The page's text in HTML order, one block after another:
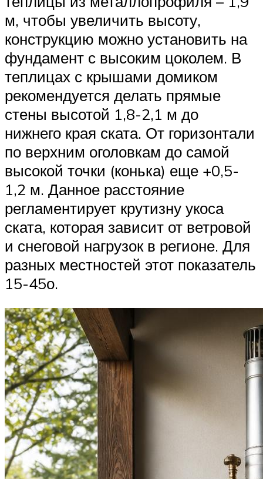
м, чтобы увеличить высоту,
конструкцию можно установить на
фундамент с высоким цоколем. В
теплицах с крышами домиком
рекомендуется делать прямые
стены высотой 1,8-2,1 м до
нижнего края ската. От горизонтали
по верхним оголовкам до самой
высокой точки (конька) еще +0,5-
1,2 м. Данное расстояние
регламентирует крутизну укоса
ската, которая зависит от ветровой
и снеговой нагрузок в регионе. Для
разных местностей этот показатель
15-45о.